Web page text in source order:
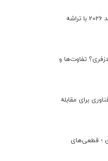
هواوی از میت‌بوک فولد 2026 با تراشه
تفاوت‌ها و
برای مقابله
؛ قطعی‌های